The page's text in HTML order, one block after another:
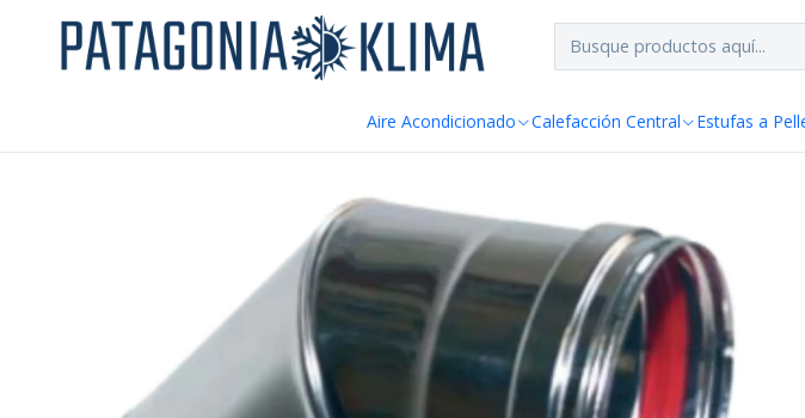
Aire Acondicionado Calefacción Central Estufas a
Inicio Ductos y Hojalateria Codo 90º 80 mm Estufa Pellet Ac. Inoxidable